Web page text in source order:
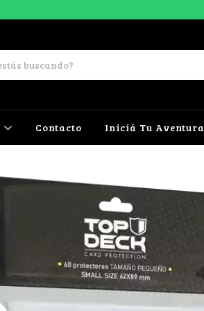
Contacto Iniciá Tu Aventura